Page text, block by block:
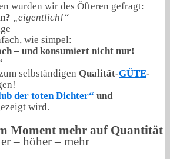
wurden wir des Öfteren gefragt:
„eigentlich!“
–
wie simpel:
– und konsumiert nicht nur!
selbständigen Qualität-GÜTE-
der toten Dichter“ und
wird.
Moment mehr auf Quantität
– höher – mehr